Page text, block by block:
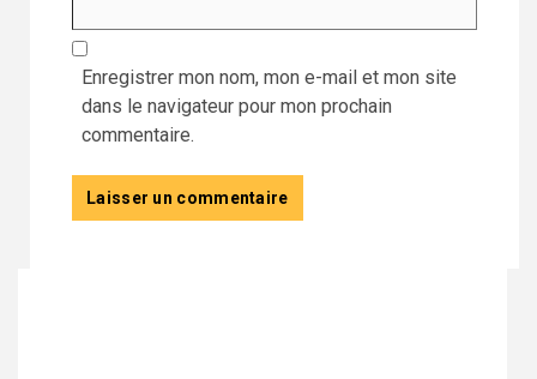
Enregistrer mon nom, mon e-mail et mon site
dans le navigateur pour mon prochain
commentaire.